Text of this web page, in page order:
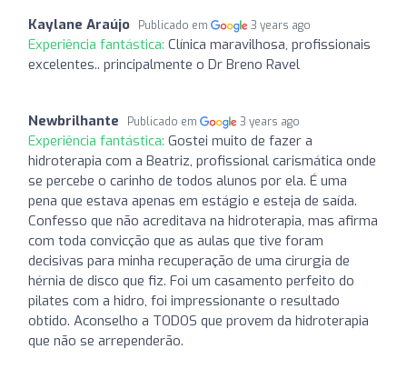
Kaylane Araújo Publicado em 3 years ago
Experiência fantástica: Clínica maravilhosa, profissionais
excelentes.. principalmente o Dr Breno Ravel
Newbrilhante Publicado em 3 years ago
Experiência fantástica: Gostei muito de fazer a
hidroterapia com a Beatriz, profissional carismática onde
se percebe o carinho de todos alunos por ela. É uma
pena que estava apenas em estágio e esteja de saída.
Confesso que não acreditava na hidroterapia, mas afirma
com toda convicção que as aulas que tive foram
decisivas para minha recuperação de uma cirurgia de
hérnia de disco que fiz. Foi um casamento perfeito do
pilates com a hidro, foi impressionante o resultado
obtido. Aconselho a TODOS que provem da hidroterapia
que não se arrependerão.